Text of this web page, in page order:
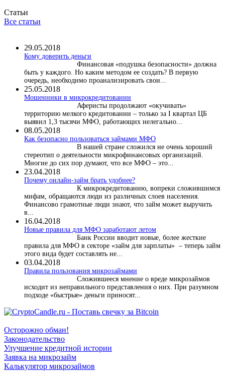
Статьи
Все статьи
29.05.2018
Кому доверить деньги
Финансовая «подушка безопасности» должна
быть у каждого. Но каким методом ее создать? В первую
очередь, необходимо проанализировать свои...
25.05.2018
Мошенники в микрокредитовании
Аферисты продолжают «окучивать»
территорию мелкого кредитовании – только за I квартал ЦБ
выявил 1,3 тысячи МФО, работающих нелегально...
08.05.2018
Как безопасно пользоваться займами МФО
В нашей стране сложился не очень хороший
стереотип о деятельности микрофинансовых организаций.
Многие до сих пор думают, что все МФО – это...
23.04.2018
Почему онлайн-займ брать удобнее?
К микрокредитованию, вопреки сложившимся
мифам, обращаются люди из различных слоев населения.
Финансово грамотные люди знают, что займ может выручить
в...
16.04.2018
Новые правила для МФО заработают летом
Банк России вводит новые, более жесткие
правила для МФО в секторе «займ для зарплаты» – теперь займ
этого вида будет составлять не...
03.04.2018
​Правила пользования микрозаймами
Сложившееся мнение о вреде микрозаймов
исходит из неправильного представления о них. При разумном
подходе «быстрые» деньги приносят...
Осторожно обман!
Законодательство
Улучшение кредитной истории
Заявка на микрозайм
Калькулятор микрозаймов